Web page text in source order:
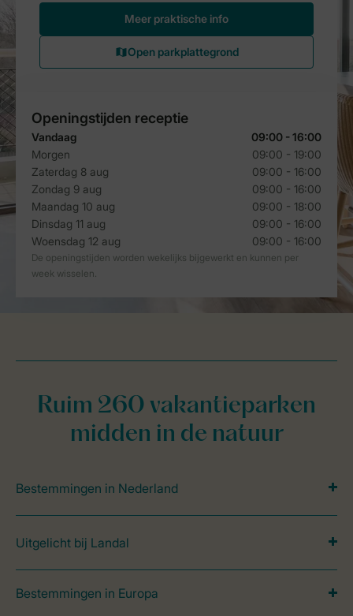
Ruim 260 vakantieparken
midden in de natuur
Bestemmingen in Nederland
Uitgelicht bij Landal
Bestemmingen in Europa